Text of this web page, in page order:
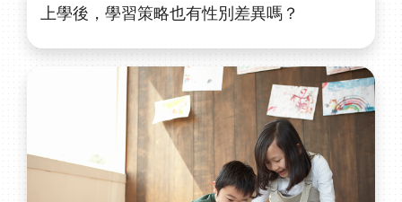
上學後，學習策略也有性別差異嗎？